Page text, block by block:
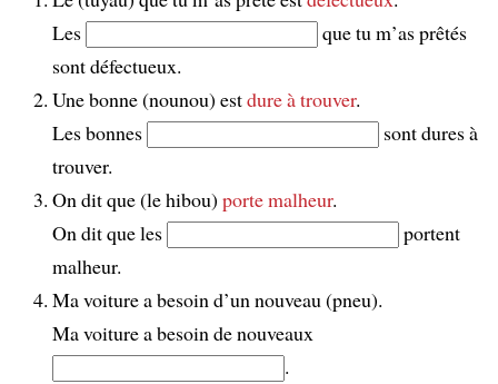
Les
que tu m’as prêtés
sont défectueux.
Une bonne (nounou) estdure à trouver.
Les bonnes
sont dures à
trouver.
On dit que (le hibou) porte malheur.
On dit que les
portent
malheur.
Ma voiture a besoin d’un nouveau (pneu).
Ma voiture a besoin de nouveaux
.